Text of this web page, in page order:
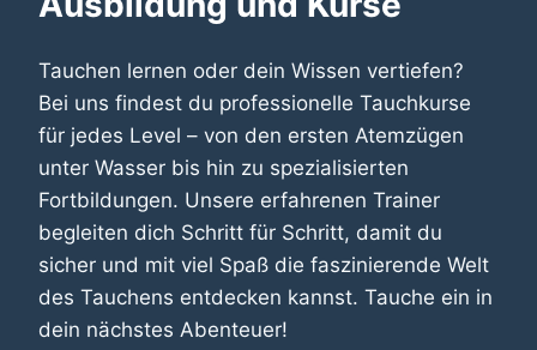
Tauchen lernen oder dein Wissen vertiefen?
Bei uns findest du professionelle Tauchkurse
für jedes Level – von den ersten Atemzügen
unter Wasser bis hin zu spezialisierten
Fortbildungen. Unsere erfahrenen Trainer
begleiten dich Schritt für Schritt, damit du
sicher und mit viel Spaß die faszinierende Welt
des Tauchens entdecken kannst. Tauche ein in
dein nächstes Abenteuer!